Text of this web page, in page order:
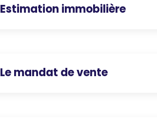
Estimation immobilière
Le mandat de vente